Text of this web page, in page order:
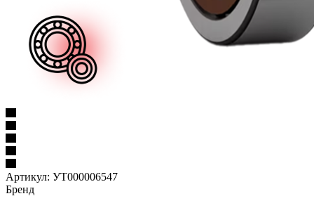
Артикул: УТ000006547
Бренд